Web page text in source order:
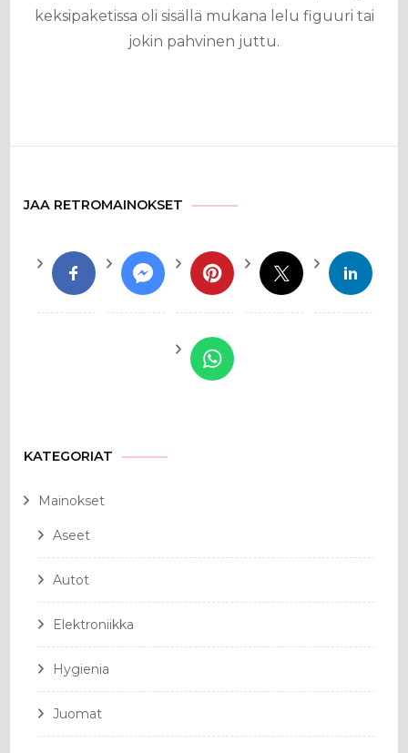
keksipaketissa oli sisällä mukana lelu figuuri tai
jokin pahvinen juttu.
JAA RETROMAINOKSET
KATEGORIAT
Mainokset
Aseet
Autot
Elektroniikka
Hygienia
Juomat